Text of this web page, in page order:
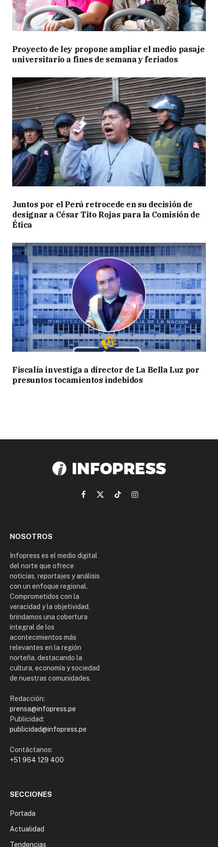
Proyecto de ley propone ampliar el medio pasaje
universitario a fines de semana y feriados
Juntos por el Perú retrocede en su decisión de
designar a César Tito Rojas para la Comisión de
Ética
Fiscalía investiga a director de La Bella Luz por
presuntos tocamientos indebidos
Facebook
X
TikTokInstagram
NOSOTROS
Infopress es el medio digital
del norte que ofrece
noticias, reportajes y análisis
con un enfoque regional.
Comprometidos con la
veracidad y la objetividad,
brindamos una cobertura
integral de los
acontecimientos más
relevantes en la región
norteña, destacando la
cultura, economía y sociedad
de nuestras comunidades.
Redacción:
prensa@infopress.pe
Publicidad:
publicidad@infopress.pe
Contáctanos:
+51 964 129 400
SECCIONES
Portada
Actualidad
Tendencias